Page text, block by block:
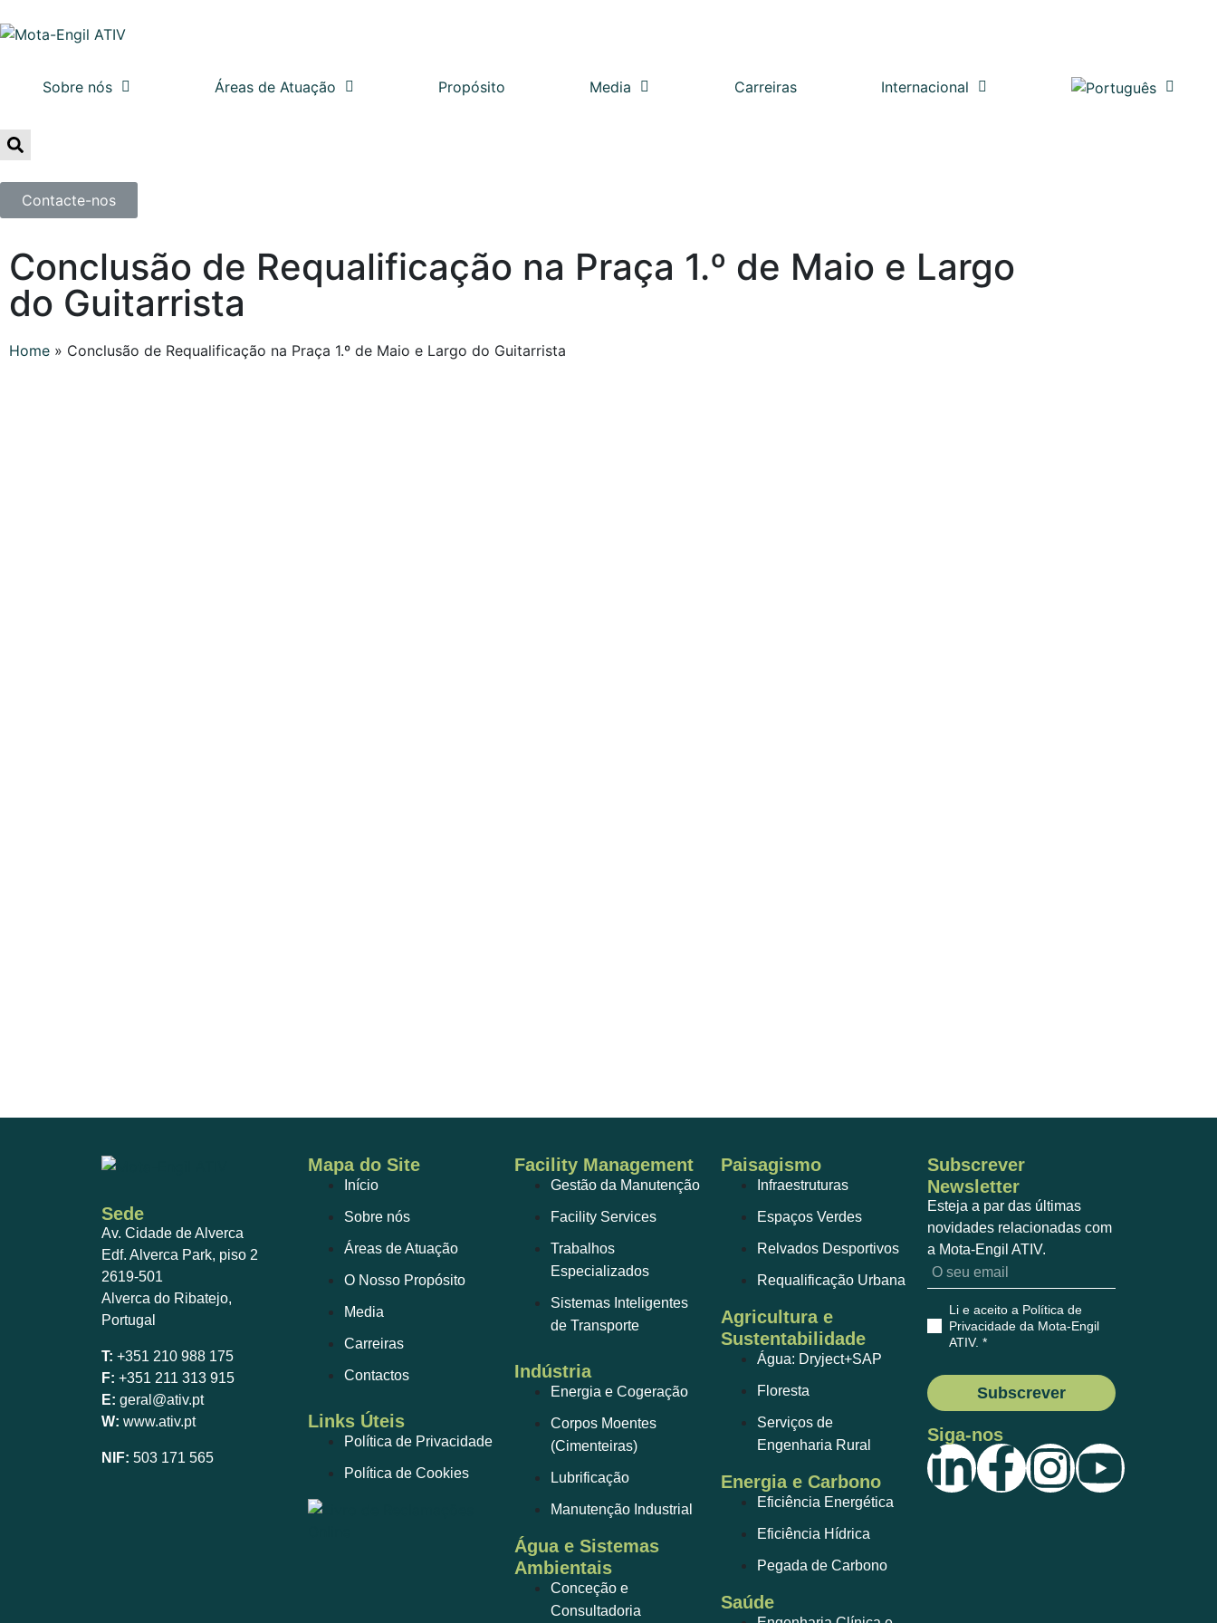
Sobre nós Áreas de Atuação Propósito Media Carreiras Internacional
Contacte-nos
Conclusão de Requalificação na Praça 1.º de Maio e Largo
do Guitarrista
Home » Conclusão de Requalificação na Praça 1.º de Maio e Largo do Guitarrista
Sede
Av. Cidade de Alverca
Edf. Alverca Park, piso 2
2619-501
Alverca do Ribatejo,
Portugal
T: +351 210 988 175
F: +351 211 313 915
E: geral@ativ.pt
W: www.ativ.pt
NIF: 503 171 565
Mapa do Site
Início
Sobre nós
Áreas de Atuação
O Nosso Propósito
Media
Carreiras
Contactos
Links Úteis
Política de Privacidade
Política de Cookies
Facility Management
Gestão da Manutenção
Facility Services
Trabalhos
Especializados
Sistemas Inteligentes
de Transporte
Indústria
Energia e Cogeração
Corpos Moentes
(Cimenteiras)
Lubrificação
Manutenção Industrial
Água e Sistemas
Ambientais
Conceção e
Consultadoria
Paisagismo
Infraestruturas
Espaços Verdes
Relvados Desportivos
Requalificação Urbana
Agricultura e
Sustentabilidade
Água: Dryject+SAP
Floresta
Serviços de
Engenharia Rural
Energia e Carbono
Eficiência Energética
Eficiência Hídrica
Pegada de Carbono
Saúde
Subscrever
Newsletter
Esteja a par das últimas
novidades relacionadas com
a Mota-Engil ATIV.
Li e aceito a Política de
Privacidade da Mota-Engil
ATIV. *
Subscrever
Siga-nos